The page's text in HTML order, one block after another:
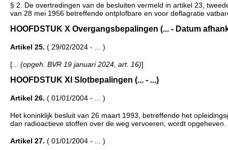
§ 2. De overtredingen van de besluiten vermeld in artikel 23,
van 28 mei 1956 betreffende ontplofbare en voor deflagratie
HOOFDSTUK X Overgangsbepalingen (... - Datum
Artikel 25. ( 29/02/2024 - ... )
[... (opgeh. BVR 19 januari 2024, art. 16)]
HOOFDSTUK XI Slotbepalingen (... - ...)
Artikel 26. ( 01/01/2004 - ... )
Het koninklijk besluit van 26 maart 1993, betreffende het
dan radioactieve stoffen over de weg vervoeren, wordt opgeheven.
Artikel 27. ( 01/01/2004 - ... )